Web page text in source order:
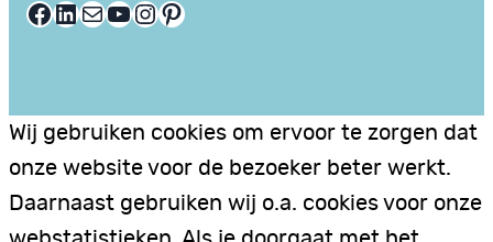
Facebook LinkedIn E-mail YouTube InstagramPinterest
Wij gebruiken cookies om ervoor te zorgen dat
onze website voor de bezoeker beter werkt.
Daarnaast gebruiken wij o.a. cookies voor onze